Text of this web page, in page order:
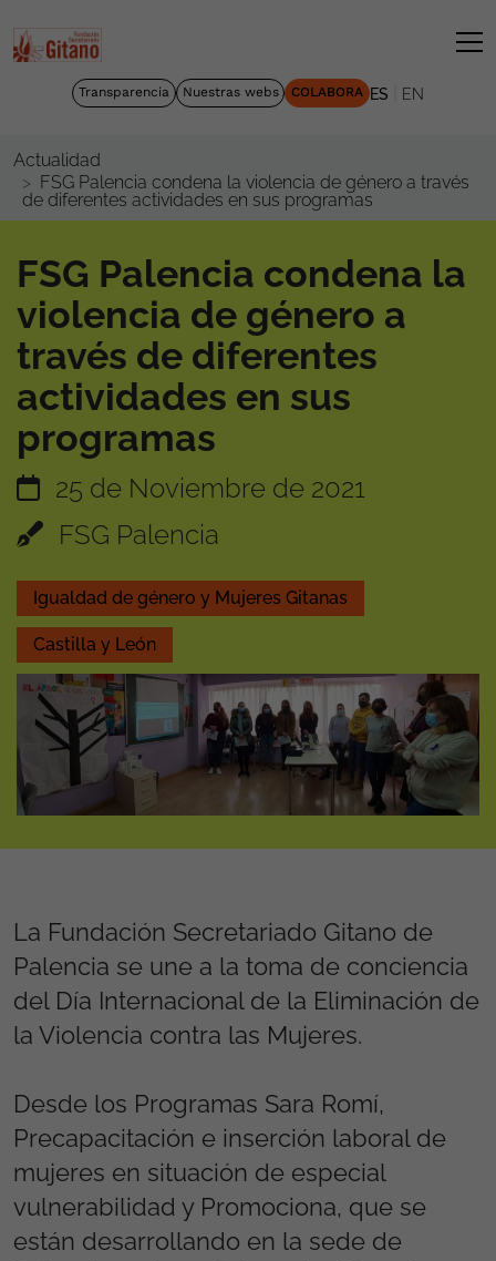
Transparencia Nuestras webs COLABORA ES EN
Actualidad
FSG Palencia condena la violencia de género a través
de diferentes actividades en sus programas
FSG Palencia condena la
violencia de género a
través de diferentes
actividades en sus
programas
25 de Noviembre de 2021
FSG Palencia
Igualdad de género y Mujeres Gitanas
Castilla y León
La Fundación Secretariado Gitano de
Palencia se une a la toma de conciencia
del Día Internacional de la Eliminación de
la Violencia contra las Mujeres.
Desde los Programas Sara Romí,
Precapacitación e inserción laboral de
mujeres en situación de especial
vulnerabilidad y Promociona, que se
están desarrollando en la sede de